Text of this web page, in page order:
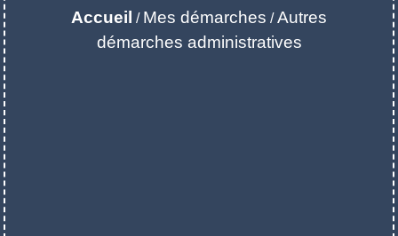
Accueil / Mes démarches /Autres
démarches administratives